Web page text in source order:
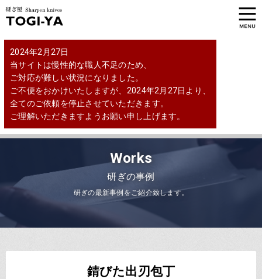
2024年2月27日
当サイトは慢性的な職人不足のため、
ご対応が難しい状況になりました。
ご不便をおかけいたしますが、2024年2月27日より、
全てのご依頼を停止させていただきます。
ご理解いただきますようお願い申し上げます。
Works
研ぎの事例
研ぎの最新事例をご紹介致します。
錆びた出刃包丁